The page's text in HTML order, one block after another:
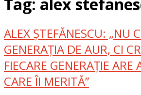
Tag: alex
ALEX ȘTEFĂNESCU: „NU
GENERAȚIA DE AUR, CI
FIECARE GENERAȚIE ARE
CARE ÎI MERITĂ”